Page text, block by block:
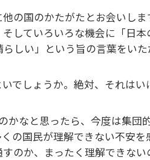
の国のかたがたとお会いし
していろいろな機会に「日
しい」という旨の言葉をいた
でしょうか。絶対、それはい
なと思ったら、今度は集団
の国民が理解できない不安
のか、まったく理解できな